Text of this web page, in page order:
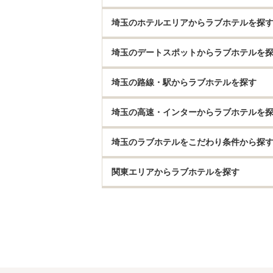
埼玉のホテルエリアからラブホテルを探す
埼玉のデートスポットからラブホテルを
埼玉の路線・駅からラブホテルを探す
埼玉の高速・インターからラブホテルを
埼玉のラブホテルをこだわり条件から探す
関東エリアからラブホテルを探す